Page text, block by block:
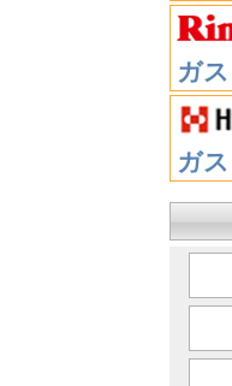
ガス
ガス